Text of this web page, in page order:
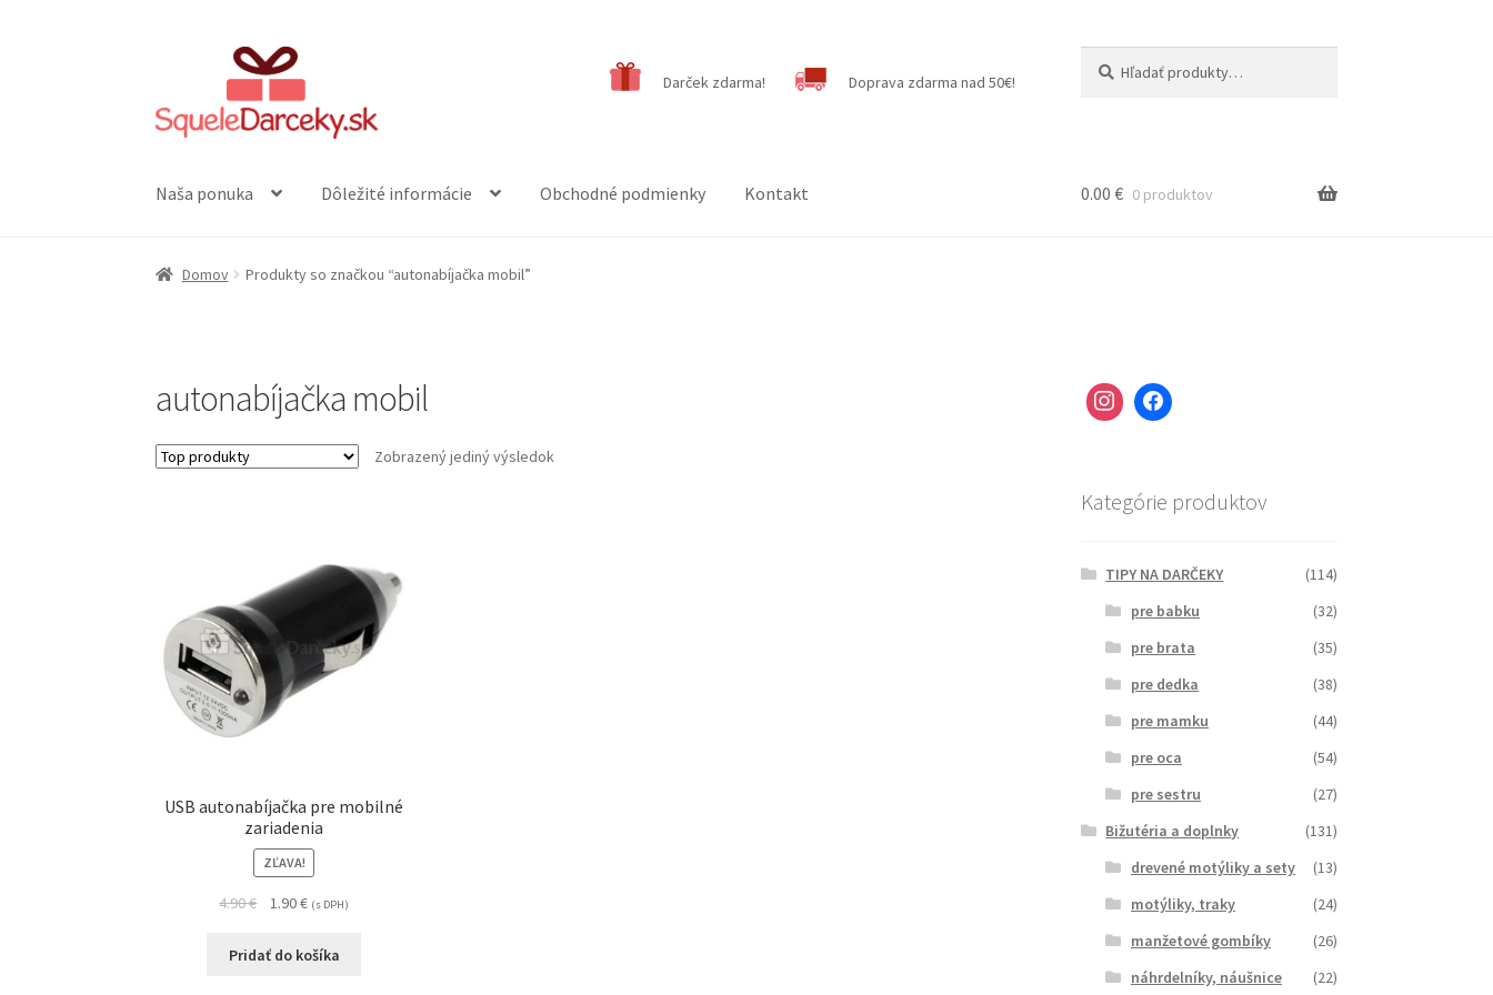
navigáciu
obsah
Darček zdarma! Doprava zdarma nad 50€!
Naša ponuka Dôležité informácie Obchodné podmienky Kontakt 0.00 € 0 produktov
Domov Produkty so značkou “autonabíjačka mobil”
autonabíjačka mobil
Zobrazený jediný výsledok
USB autonabíjačka pre mobilné
zariadenia
ZĽAVA!
4.90€ 1.90€ (s DPH)
Pridať do košíka
Kategórie produktov
TIPY NA DARČEKY
(114)
pre babku
(32)
pre brata
(35)
pre dedka
(38)
pre mamku
(44)
pre oca
(54)
pre sestru
(27)
Bižutéria a doplnky
(131)
drevené motýliky a sety
(13)
motýliky, traky
(24)
manžetové gombíky
(26)
náhrdelníky, náušnice
(22)